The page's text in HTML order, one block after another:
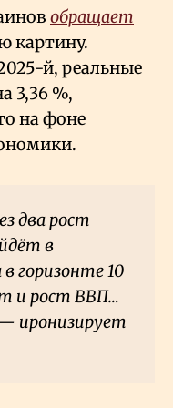
обращает
картину.
й, реальные
3,36 %,
на фоне
два рост
в
горизонте 10
и рост ВВП…
— иронизирует